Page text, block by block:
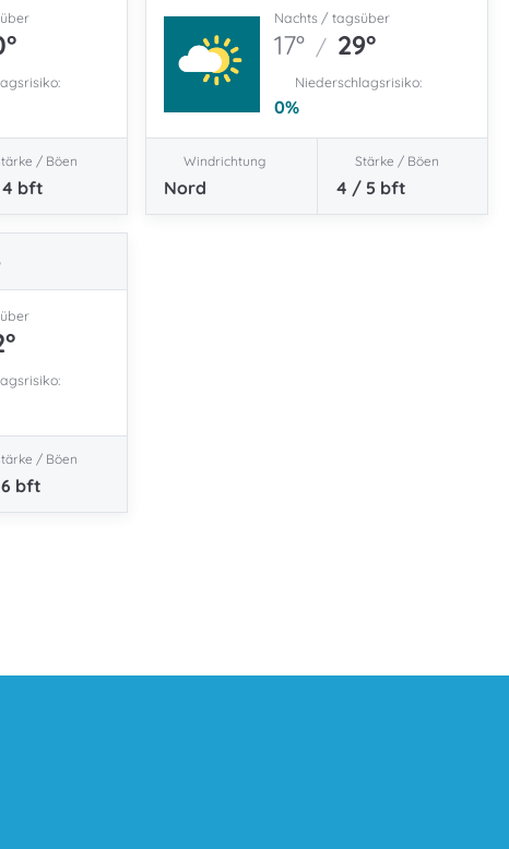
/ Böen
bft
Nachts / tagsüber
17° / 29°
Niederschlagsrisiko:
0%
Windrichtung
Nord
Stärke / Böen
4 / 5 bft
/ Böen
bft